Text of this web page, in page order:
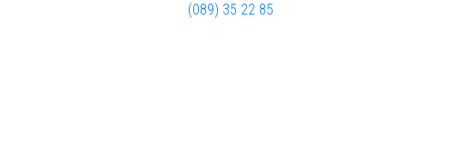
(089) 35 22 85